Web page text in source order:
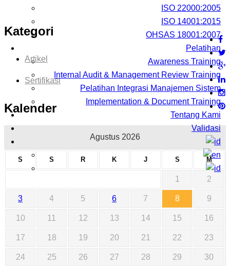
ISO 22000:2005
ISO 14001:2015
OHSAS 18001:2007
Pelatihan
Awareness Training
Internal Audit & Management Review Training
Pelatihan Integrasi Manajemen Sistem
Implementation & Document Training
Tentang Kami
Validasi
I
N
D
E
Kategori
Artikel
Sertifikasi
Kalender
Agustus 2026
S S R K J S M
1 2
3 4 5 6 7 8 9
10 11 12 13 14 15 16
17 18 19 20 21 22 23
24 25 26 27 28 29 30